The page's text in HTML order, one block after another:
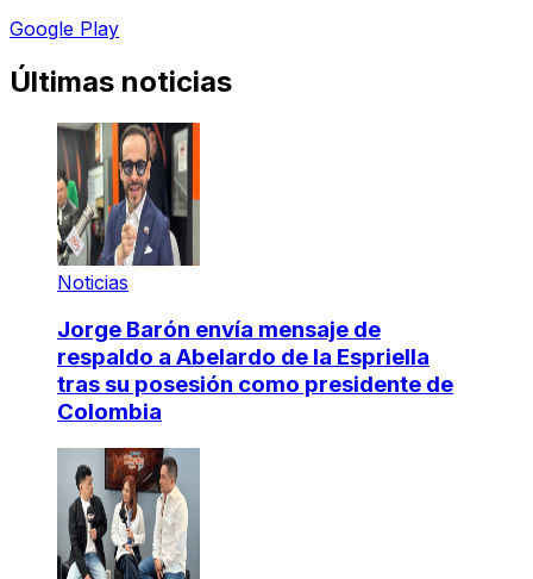
Google Play
Últimas noticias
Noticias
Jorge Barón envía mensaje de
respaldo a Abelardo de la Espriella
tras su posesión como presidente de
Colombia